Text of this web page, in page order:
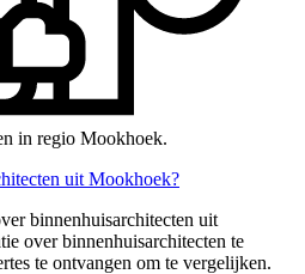
in regio Mookhoek.
uit Mookhoek?
binnenhuisarchitecten uit
over binnenhuisarchitecten te
te ontvangen om te vergelijken.